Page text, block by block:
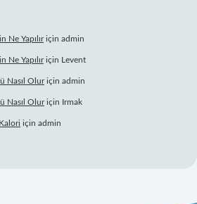
Ne Yapılıriçin admin
Ne Yapılıriçin Levent
Nasıl Oluriçin admin
Nasıl Oluriçin Irmak
için admin